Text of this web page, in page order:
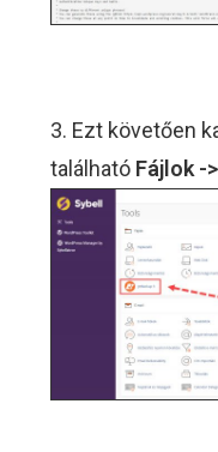
3. Ezt követően
található Fájlok -